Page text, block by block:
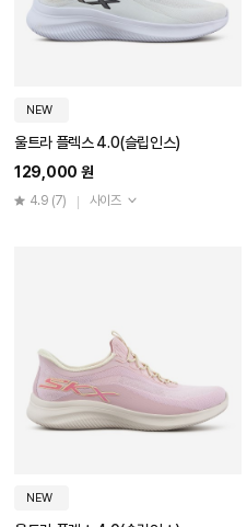
NEW
울트라 플렉스 4.0(슬립인스)
129,000 원
4.9 (7) 사이즈
NEW